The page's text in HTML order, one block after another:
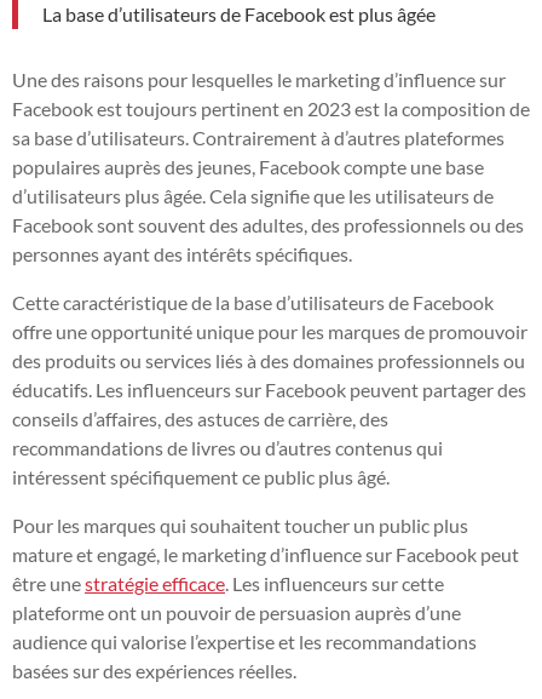
La base d’utilisateurs de Facebook est plus âgée
Une des raisons pour lesquelles le marketing d’influence sur
Facebook est toujours pertinent en 2023 est la composition de
sa base d’utilisateurs. Contrairement à d’autres plateformes
populaires auprès des jeunes, Facebook compte une base
d’utilisateurs plus âgée. Cela signifie que les utilisateurs de
Facebook sont souvent des adultes, des professionnels ou des
personnes ayant des intérêts spécifiques.
Cette caractéristique de la base d’utilisateurs de Facebook
offre une opportunité unique pour les marques de promouvoir
des produits ou services liés à des domaines professionnels ou
éducatifs. Les influenceurs sur Facebook peuvent partager des
conseils d’affaires, des astuces de carrière, des
recommandations de livres ou d’autres contenus qui
intéressent spécifiquement ce public plus âgé.
Pour les marques qui souhaitent toucher un public plus
mature et engagé, le marketing d’influence sur Facebook peut
être unestratégie efficace . Les influenceurs sur cette
plateforme ont un pouvoir de persuasion auprès d’une
audience qui valorise l’expertise et les recommandations
basées sur des expériences réelles.